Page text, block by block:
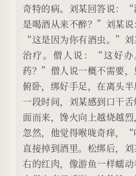
奇特的病。刘某回答说：
是喝酒从来不醉？”刘某
“这是因为你有酒虫。”
治疗。僧人说：“这好
药？”僧人说一概不需要
俯卧，绑好手足，在离头
一段时间，刘某感到口干
面而来，馋火向上越烧越烈
忽然，他觉得喉咙奇痒，“
直接掉到酒里。松绑后，
右的红肉，像游鱼一样蠕